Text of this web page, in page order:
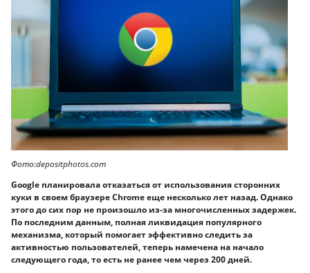
Фото:depositphotos.com
Google планировала отказаться от использования сторонних
куки в своем браузере Chrome еще несколько лет назад. Однако
этого до сих пор не произошло из-за многочисленных задержек.
По последним данным, полная ликвидация популярного
механизма, который помогает эффективно следить за
активностью пользователей, теперь намечена на начало
следующего года, то есть не ранее чем через 200 дней.